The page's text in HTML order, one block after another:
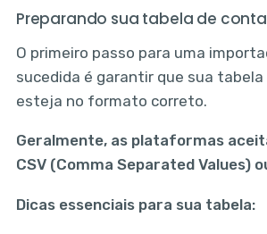
Preparando sua tabela de
O primeiro passo para uma
sucedida é garantir que sua
esteja no formato correto.
Geralmente, as plataformas
CSV (Comma Separated Values)
Dicas essenciais para sua tabela: